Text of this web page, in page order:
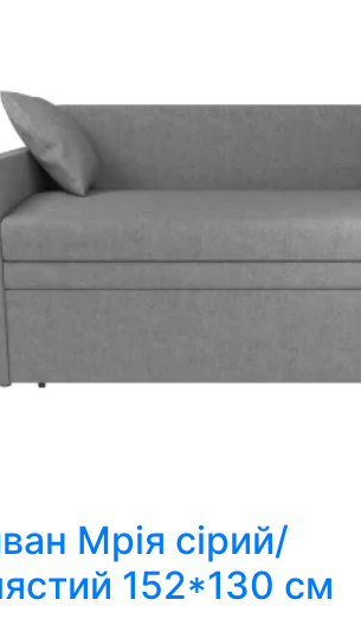
Мрія сірий/
152*130 см